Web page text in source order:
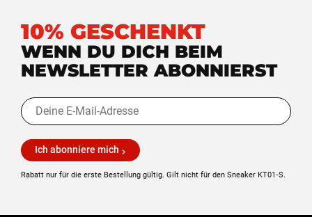
10% GESCHENKT
WENN DU DICH BEIM
NEWSLETTER ABONNIERST
Ich abonniere mich
Rabatt nur für die erste Bestellung gültig. Gilt nicht für den Sneaker KT01‑S.